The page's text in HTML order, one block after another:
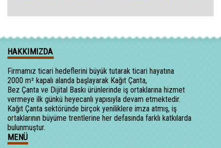
HAKKIMIZDA
Firmamız ticari hedeflerini büyük tutarak ticari hayatına
2000 m² kapalı alanda başlayarak Kağıt Çanta,
Bez Çanta ve Dijital Baskı ürünlerinde iş ortaklarına hizmet
vermeye ilk günkü heyecanlı yapısıyla devam etmektedir.
Kağıt Çanta sektöründe birçok yeniliklere imza atmış, iş
ortaklarının büyüme trentlerine her defasında farklı katkılarda
bulunmuştur.
MENÜ